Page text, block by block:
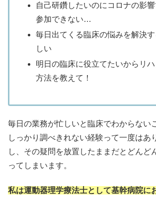
自己研鑽したいのにコロナの影
参加できない…
毎日出てくる臨床の悩みを解決
しい
明日の臨床に役立てたいからリ
方法を教えて！
毎日の業務が忙しいと臨床でわからない
しっかり調べきれない経験って一度はあ
し、その疑問を放置したままだとどんど
ってしまいます。
私は運動器理学療法士として基幹病院に